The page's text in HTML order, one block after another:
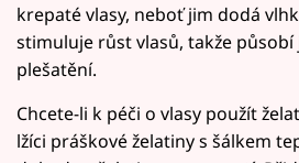
krepaté vlasy, neboť jim dodá
stimuluje růst vlasů, takže
plešatění.
Chcete-li k péči o vlasy použít
lžíci práškové želatiny s šálkem